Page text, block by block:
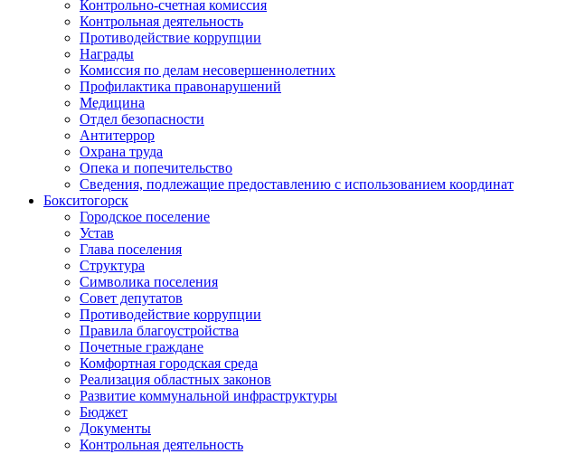
Контрольно-счетная комиссия
Контрольная деятельность
Противодействие коррупции
Награды
Комиссия по делам несовершеннолетних
Профилактика правонарушений
Медицина
Отдел безопасности
Антитеррор
Охрана труда
Опека и попечительство
Сведения, подлежащие предоставлению с использованием координат
Бокситогорск
Городское поселение
Устав
Глава поселения
Структура
Символика поселения
Совет депутатов
Противодействие коррупции
Правила благоустройства
Почетные граждане
Комфортная городская среда
Реализация областных законов
Развитие коммунальной инфраструктуры
Бюджет
Документы
Контрольная деятельность